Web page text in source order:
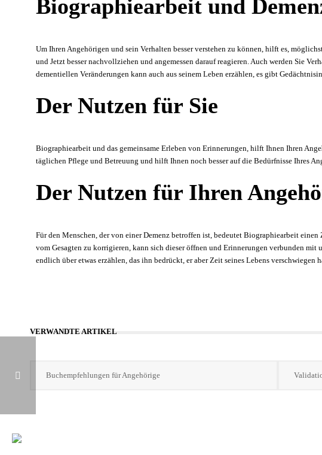
Biographiearbeit und
Um Ihren Angehörigen und sein Verhalten besser verstehen zu können, hilft es,
und Jetzt besser nachvollziehen und angemessen darauf reagieren. Auch werden Sie
dementiellen Veränderungen kann auch aus seinem Leben erzählen, es gibt
Der Nutzen für Sie
Biographiearbeit und das gemeinsame Erleben von Erinnerungen, hilft Ihnen Ihren
täglichen Pflege und Betreuung und hilft Ihnen noch besser auf die Bedürfnisse Ihres
Der Nutzen für Ihren
Für den Menschen, der von einer Demenz betroffen ist, bedeutet Biographiearbeit
vom Gesagten zu korrigieren, kann sich dieser öffnen und Erinnerungen verbunden
endlich über etwas erzählen, das ihn bedrückt, er aber Zeit seines Lebens verschwiegen
VERWANDTE ARTIKEL
Buchempfehlungen für Angehörige